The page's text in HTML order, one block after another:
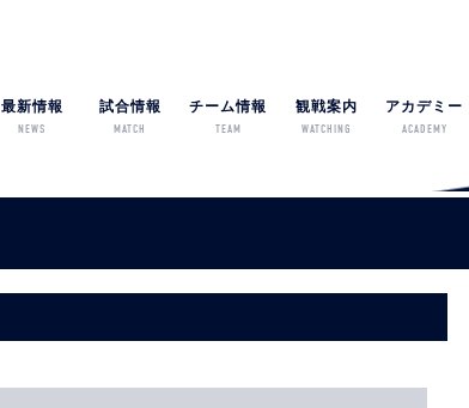
最新情報
NEWS
試合情報
MATCH
チーム情報
TEAM
観戦案内
WATCHING
アカデミー
ACADEMY